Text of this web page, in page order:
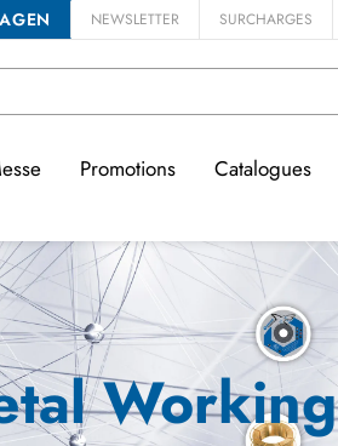
NEWSLETTER SURCHARGES
Promotions Catalogues
Working